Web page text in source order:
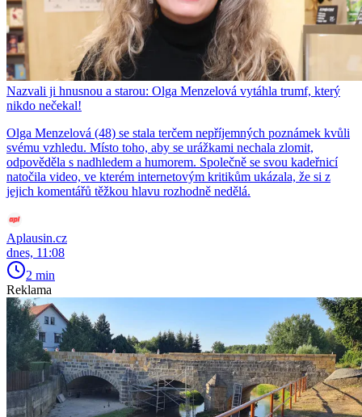
Nazvali ji hnusnou a starou: Olga Menzelová vytáhla trumf, který
nikdo nečekal!
Olga Menzelová (48) se stala terčem nepříjemných poznámek kvůli
svému vzhledu. Místo toho, aby se urážkami nechala zlomit,
odpověděla s nadhledem a humorem. Společně se svou kadeřnicí
natočila video, ve kterém internetovým kritikům ukázala, že si z
jejich komentářů těžkou hlavu rozhodně nedělá.
Aplausin.cz
dnes, 11:08
2 min
Reklama